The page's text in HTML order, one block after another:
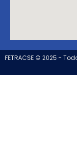
FETRACSE © 2025 -